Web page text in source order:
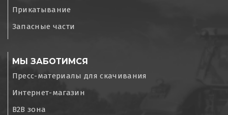
Прикатывание
Запасные части
МЫ ЗАБОТИМСЯ
Пресс-материалы для скачивания
Интернет-магазин
B2B зона